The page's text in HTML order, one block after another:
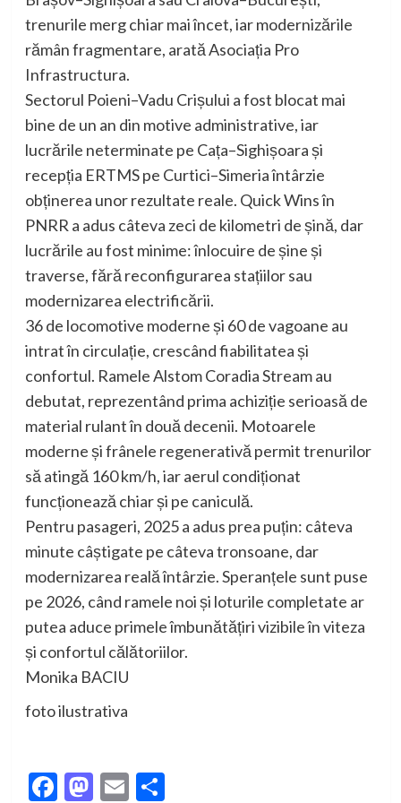
trenurile merg chiar mai încet, iar modernizările
rămân fragmentare, arată Asociația Pro
Infrastructura.
Sectorul Poieni–Vadu Crișului a fost blocat mai
bine de un an din motive administrative, iar
lucrările neterminate pe Cața–Sighișoara și
recepția ERTMS pe Curtici–Simeria întârzie
obținerea unor rezultate reale. Quick Wins în
PNRR a adus câteva zeci de kilometri de șină, dar
lucrările au fost minime: înlocuire de șine și
traverse, fără reconfigurarea stațiilor sau
modernizarea electrificării.
36 de locomotive moderne și 60 de vagoane au
intrat în circulație, crescând fiabilitatea și
confortul. Ramele Alstom Coradia Stream au
debutat, reprezentând prima achiziție serioasă de
material rulant în două decenii. Motoarele
moderne și frânele regenerativă permit trenurilor
să atingă 160 km/h, iar aerul condiționat
funcționează chiar și pe caniculă.
Pentru pasageri, 2025 a adus prea puțin: câteva
minute câștigate pe câteva tronsoane, dar
modernizarea reală întârzie. Speranțele sunt puse
pe 2026, când ramele noi și loturile completate ar
putea aduce primele îmbunătățiri vizibile în viteza
și confortul călătoriilor.
Monika BACIU
foto ilustrativa
Facebook
Mastodon
EmailPartajează